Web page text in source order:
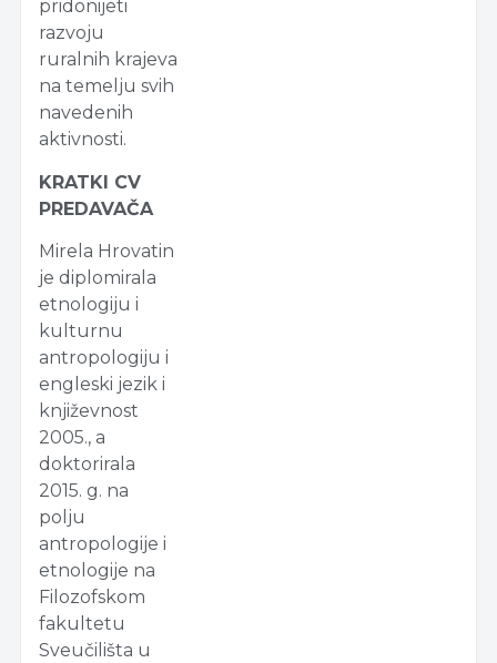
pridonijeti
razvoju
ruralnih krajeva
na temelju svih
navedenih
aktivnosti.
KRATKI CV
PREDAVAČA
Mirela Hrovatin
je diplomirala
etnologiju i
kulturnu
antropologiju i
engleski jezik i
književnost
2005., a
doktorirala
2015. g. na
polju
antropologije i
etnologije na
Filozofskom
fakultetu
Sveučilišta u